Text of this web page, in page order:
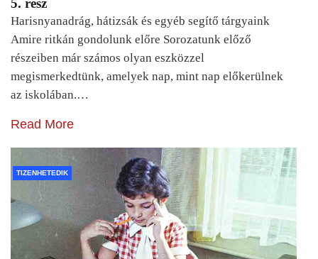
5. rész
Harisnyanadrág, hátizsák és egyéb segítő tárgyaink
Amire ritkán gondolunk előre Sorozatunk előző
részeiben már számos olyan eszközzel
megismerkedtünk, amelyek nap, mint nap előkerülnek
az iskolában.…
Read More
TIZENHETEDIK